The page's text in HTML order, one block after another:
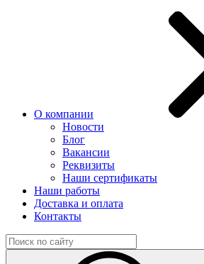
О компании
Новости
Блог
Вакансии
Реквизиты
Наши сертификаты
Наши работы
Доставка и оплата
Контакты